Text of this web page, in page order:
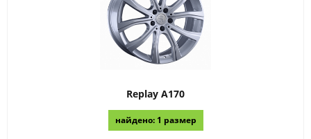
Replay A170
найдено: 1 размер